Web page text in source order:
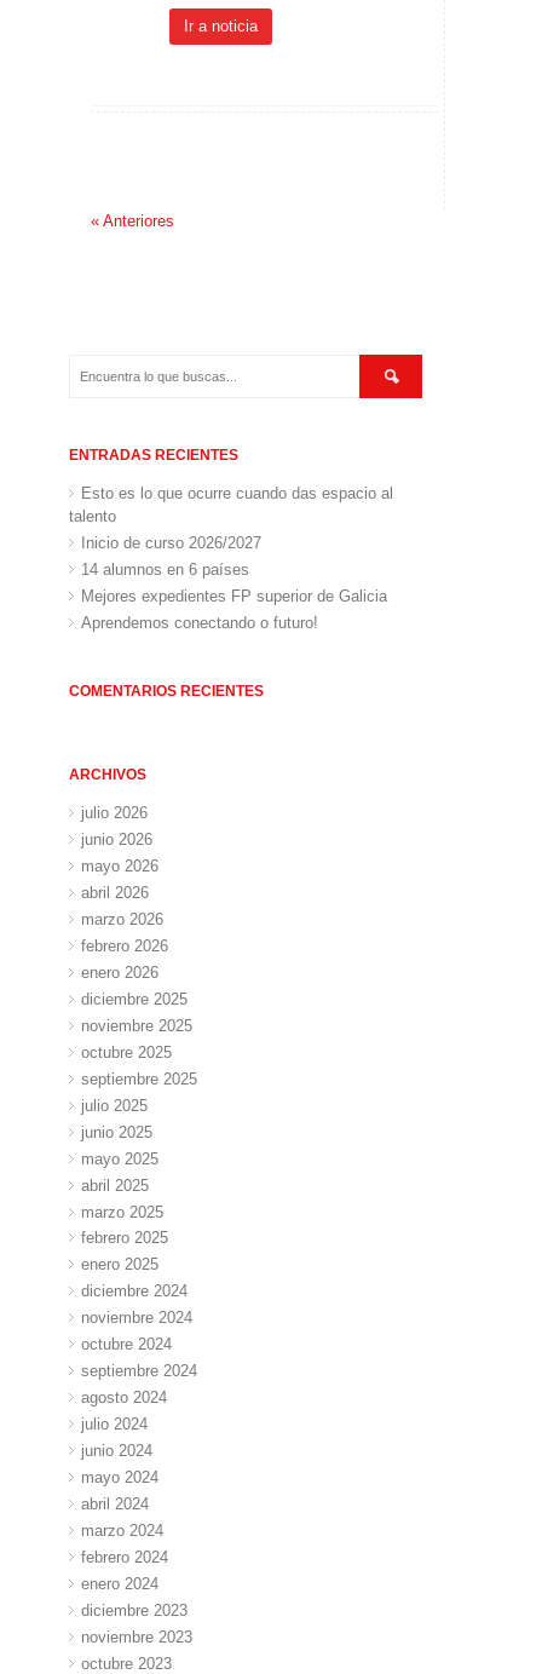
Ir a noticia
« Anteriores
ENTRADAS RECIENTES
Esto es lo que ocurre cuando das espacio al
talento
Inicio de curso 2026/2027
14 alumnos en 6 países
Mejores expedientes FP superior de Galicia
Aprendemos conectando o futuro!
COMENTARIOS RECIENTES
ARCHIVOS
julio 2026
junio 2026
mayo 2026
abril 2026
marzo 2026
febrero 2026
enero 2026
diciembre 2025
noviembre 2025
octubre 2025
septiembre 2025
julio 2025
junio 2025
mayo 2025
abril 2025
marzo 2025
febrero 2025
enero 2025
diciembre 2024
noviembre 2024
octubre 2024
septiembre 2024
agosto 2024
julio 2024
junio 2024
mayo 2024
abril 2024
marzo 2024
febrero 2024
enero 2024
diciembre 2023
noviembre 2023
octubre 2023